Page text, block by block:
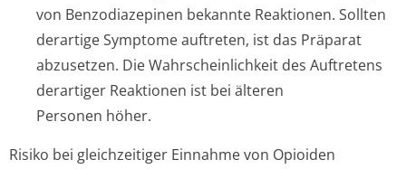
von Benzodiazepinen bekannte Reaktionen. Sollten
derartige Symptome auftreten, ist das Präparat
abzusetzen. Die Wahrscheinlichkeit des Auftretens
derartiger Reaktionen ist bei älteren
Personen höher.
Risiko bei gleichzeitiger Einnahme von Opioiden